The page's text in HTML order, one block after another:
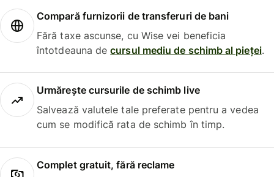
Compară furnizorii de transferuri de bani
Fără taxe ascunse, cu Wise vei beneficia
întotdeauna decursul mediu de schimb al pieței.
Urmărește cursurile de schimb live
Salvează valutele tale preferate pentru a vedea
cum se modifică rata de schimb în timp.
Complet gratuit, fără reclame